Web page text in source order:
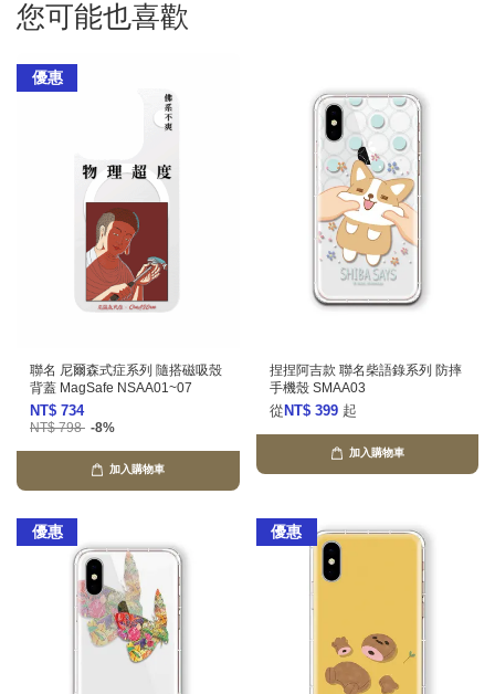
您可能也喜歡
優惠
聯名 尼爾森式症系列 隨搭磁吸殼
背蓋 MagSafe NSAA01~07
NT$ 734
NT$ 798 -8%
加入購物車
捏捏阿吉款 聯名柴語錄系列 防摔
手機殼 SMAA03
從 NT$ 399 起
加入購物車
優惠 優惠